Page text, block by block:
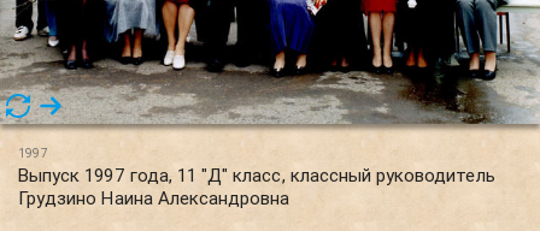
1997
Выпуск 1997 года, 11 "Д" класс, классный руководитель
Грудзино Наина Александровна